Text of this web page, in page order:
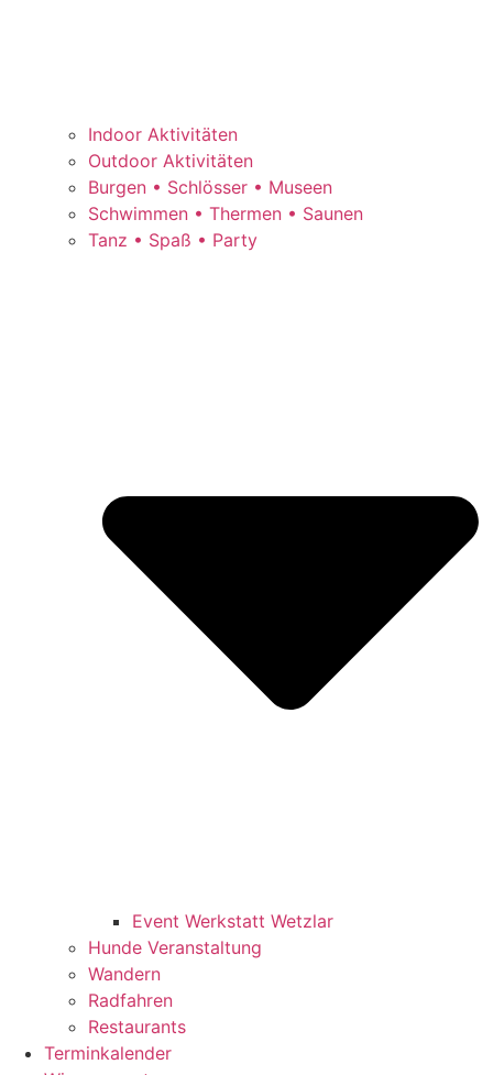
Indoor Aktivitäten
Outdoor Aktivitäten
Burgen • Schlösser • Museen
Schwimmen • Thermen • Saunen
Tanz • Spaß • Party
Event Werkstatt Wetzlar
Hunde Veranstaltung
Wandern
Radfahren
Restaurants
Terminkalender